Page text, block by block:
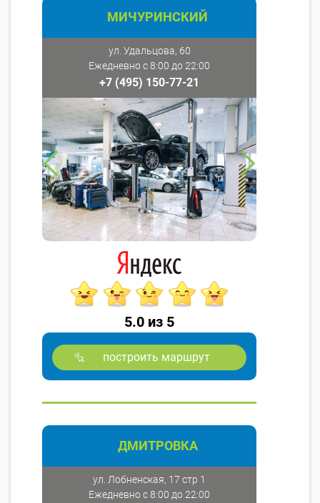
МИЧУРИНСКИЙ
ул. Удальцова, 60
Ежедневно с 8:00 до 22:00
+7 (495) 150-77-21
5.0 из 5
построить маршрут
ДМИТРОВКА
ул. Лобненская, 17 стр 1
Ежедневно с 8:00 до 22:00